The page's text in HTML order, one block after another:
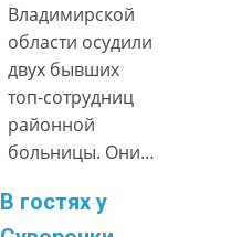
Владимирской
области осудили
двух бывших
топ-сотрудниц
районной
больницы. Они…
В гостях у